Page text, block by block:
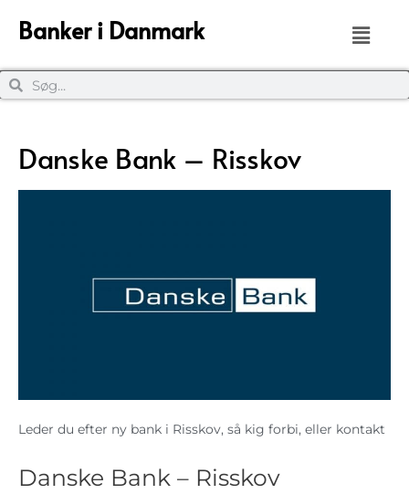
Banker i Danmark
Danske Bank – Risskov
Leder du efter ny bank i Risskov, så kig forbi, eller kontakt
Danske Bank – Risskov